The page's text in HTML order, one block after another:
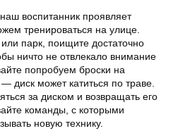
воспитанник проявляет
тренироваться на улице.
парк, поищите достаточно
ничто не отвлекало внимание
попробуем броски на
диск может катиться по траве.
за диском и возвращать его
команды, с которыми
новую технику.